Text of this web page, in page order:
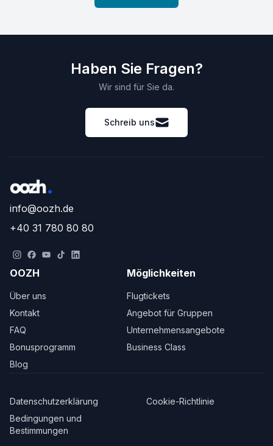
Haben Sie Fragen?
Wir sind für Sie da.
Schreib uns
info@oozh.de
+40 31 780 80 80
OOZH
Über uns
Kontakt
FAQ
Bonusprogramm
Blog
Möglichkeiten
Flugtickets
Angebot für Gruppen
Unternehmensangebote
Business Class
Datenschutzerklärung
Cookie-Richtlinie
Bedingungen und
Bestimmungen